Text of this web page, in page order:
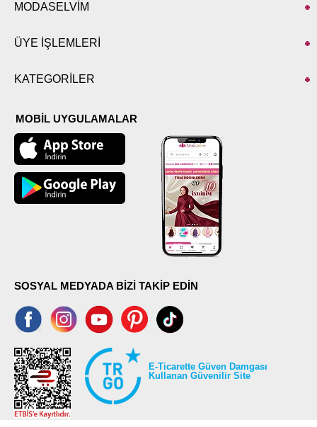
MODASELVİM
ÜYE İŞLEMLERİ
KATEGORİLER
MOBİL UYGULAMALAR
SOSYAL MEDYADA BİZİ TAKİP EDİN
E-Ticarette Güven Damgası
Kullanan Güvenilir Site